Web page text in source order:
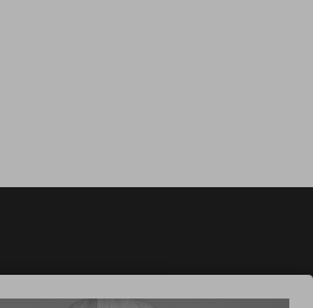
SUPPORT NODIG?